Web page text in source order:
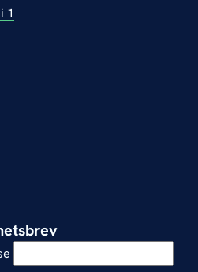
1